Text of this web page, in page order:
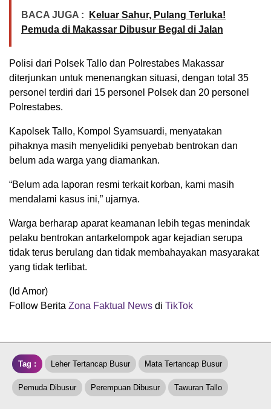
BACA JUGA :
Keluar Sahur, Pulang Terluka!
Pemuda di Makassar Dibusur Begal di Jalan
Polisi dari Polsek Tallo dan Polrestabes Makassar
diterjunkan untuk menenangkan situasi, dengan total 35
personel terdiri dari 15 personel Polsek dan 20 personel
Polrestabes.
Kapolsek Tallo, Kompol Syamsuardi, menyatakan
pihaknya masih menyelidiki penyebab bentrokan dan
belum ada warga yang diamankan.
“Belum ada laporan resmi terkait korban, kami masih
mendalami kasus ini,” ujarnya.
Warga berharap aparat keamanan lebih tegas menindak
pelaku bentrokan antarkelompok agar kejadian serupa
tidak terus berulang dan tidak membahayakan masyarakat
yang tidak terlibat.
(Id Amor)
Follow Berita Zona Faktual News di TikTok
Tag : Leher Tertancap Busur Mata Tertancap Busur
Pemuda Dibusur Perempuan Dibusur Tawuran Tallo